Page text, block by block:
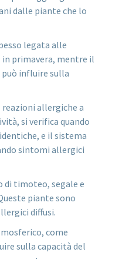
dalle piante che lo
legata alle
in primavera, mentre il
influire sulla
allergiche a
si verifica quando
e il sistema
sintomi allergici
di timoteo, segale e
piante sono
diffusi.
come
sulla capacità del